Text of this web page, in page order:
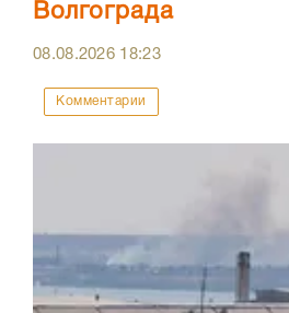
Волгограда
08.08.2026 18:23
Комментарии